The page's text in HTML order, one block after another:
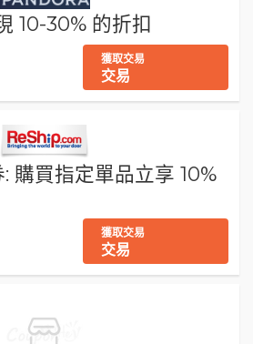
10-30% 的折扣
獲取交易
交易
購買指定單品立享 10%
獲取交易
交易